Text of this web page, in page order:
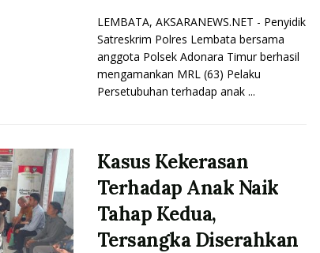
LEMBATA, AKSARANEWS.NET - Penyidik
Satreskrim Polres Lembata bersama
anggota Polsek Adonara Timur berhasil
mengamankan MRL (63) Pelaku
Persetubuhan terhadap anak ...
Kasus Kekerasan
Terhadap Anak Naik
Tahap Kedua,
Tersangka Diserahkan